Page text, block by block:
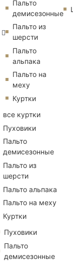
Пальто
демисезонные
Пальто из
шерсти
Пальто
альпака
Пальто на
меху
Куртки
все куртки
Пуховики
Пальто
демисезонные
Пальто из
шерсти
Пальто альпака
Пальто на меху
Куртки
Пуховики
Пальто
демисезонные